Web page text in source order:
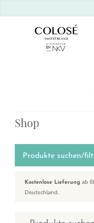
Shop
Produkte suchen/
Kostenlose Lieferung ab
Deutschland.
Suchen nach: